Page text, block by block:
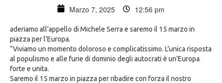
Marzo 7, 2025 12:56 pm
aderiamo all’appello di Michele Serra e saremo il 15 marzo in
piazza per l’Europa.
“Viviamo un momento doloroso e complicatissimo. L’unica risposta
al populismo e alle furie di dominio degli autocrati è un’Europa
forte e unita.
Saremo il 15 marzo in piazza per ribadire con forza il nostro